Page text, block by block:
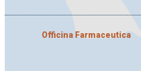
Officina Farmaceutica